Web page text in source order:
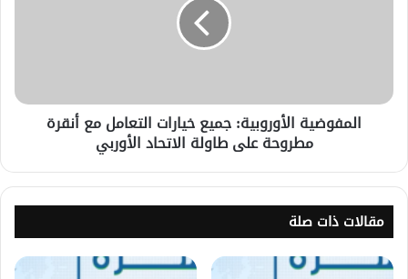
المفوضية الأوروبية: جميع خيارات التعامل مع أنقرة
مطروحة على طاولة الاتحاد الأوربي
مقالات ذات صلة